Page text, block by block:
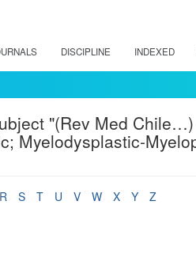
DISCIPLINE INDEXED
"(Rev Med
Myelodysplastic-
R S T U V W X Y
Z